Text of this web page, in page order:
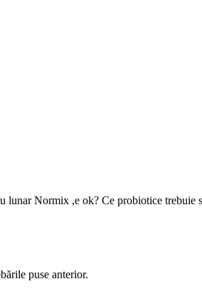
lunar Normix ,e ok? Ce probiotice
puse anterior.